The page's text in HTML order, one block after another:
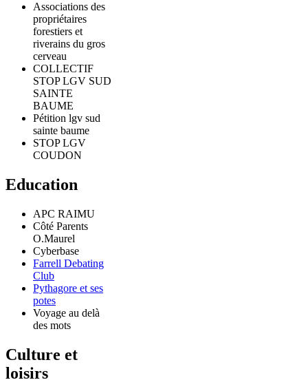
Associations des
propriétaires
forestiers et
riverains du gros
cerveau
COLLECTIF
STOP LGV SUD
SAINTE
BAUME
Pétition lgv sud
sainte baume
STOP LGV
COUDON
Education
APC RAIMU
Côté Parents
O.Maurel
Cyberbase
Farrell Debating
Club
Pythagore et ses
potes
Voyage au delà
des mots
Culture et
loisirs